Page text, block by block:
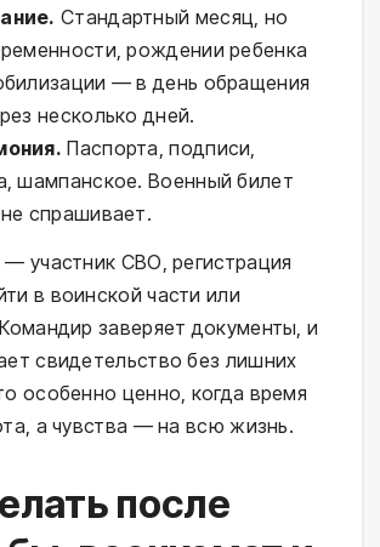
Стандартный месяц, но
рождении ребенка
— в день обращения
несколько дней.
Паспорта, подписи,
шампанское. Военный билет
спрашивает.
участник СВО, регистрация
в воинской части или
заверяет документы, и
свидетельство без лишних
особенно ценно, когда время
а чувства — на всю жизнь.
после